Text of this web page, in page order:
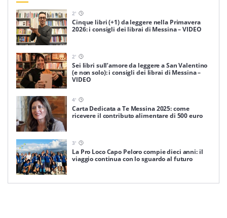
2'
Cinque libri (+1) da leggere nella Primavera
2026: i consigli dei librai di Messina – VIDEO
2'
Sei libri sull’amore da leggere a San Valentino
(e non solo): i consigli dei librai di Messina –
VIDEO
4'
Carta Dedicata a Te Messina 2025: come
ricevere il contributo alimentare di 500 euro
3'
La Pro Loco Capo Peloro compie dieci anni: il
viaggio continua con lo sguardo al futuro